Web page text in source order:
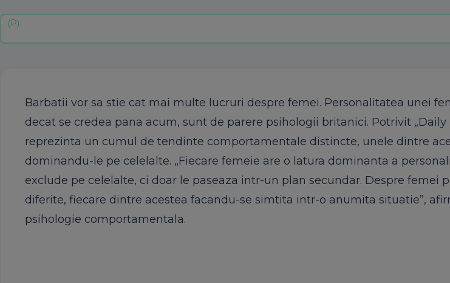
Barbatii vor sa stie cat mai multe lucruri despre femei. Personalitatea unei
decat se credea pana acum, sunt de parere psihologii britanici. Potrivit „Daily
reprezinta un cumul de tendinte comportamentale distincte, unele dintre
dominandu-le pe celelalte. „Fiecare femeie are o latura dominanta a
exclude pe celelalte, ci doar le paseaza intr-un plan secundar. Despre femei
diferite, fiecare dintre acestea facandu-se simtita intr-o anumita situatie”,
psihologie comportamentala.